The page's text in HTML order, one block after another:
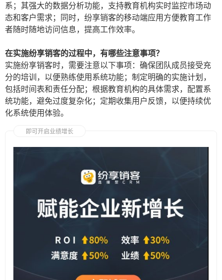
系；其强大的数据分析功能，支持教育机构实时监控市场动
态和客户需求；同时，纷享销客的移动端应用方便教育工作
者随时随地访问信息，提高工作效率。
在实施纷享销客的过程中，有哪些注意事项？
实施纷享销客时，需要注意以下事项：确保团队成员接受充
分的培训，以便熟练使用系统功能；制定明确的实施计划，
包括时间表和责任分配；根据教育机构的具体需求，配置系
统功能，避免过度复杂化；定期收集用户反馈，以便持续优
化系统使用体验。
即可开启业绩增长